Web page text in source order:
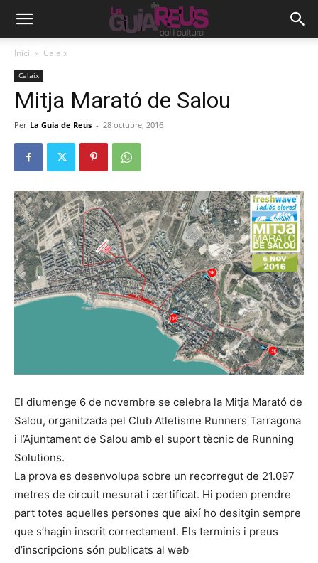
Inici Calaix
Calaix
Mitja Marató de Salou
Per La Guia de Reus - 28 octubre, 2016
El diumenge 6 de novembre se celebra la Mitja Marató de
Salou, organitzada pel Club Atletisme Runners Tarragona
i l’Ajuntament de Salou amb el suport tècnic de Running
Solutions.
La prova es desenvolupa sobre un recorregut de 21.097
metres de circuit mesurat i certificat. Hi poden prendre
part totes aquelles persones que així ho desitgin sempre
que s’hagin inscrit correctament. Els terminis i preus
d’inscripcions són publicats al web